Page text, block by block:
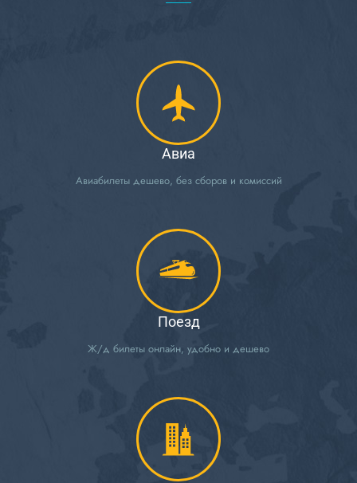
Авиа
Авиабилеты дешево, без сборов и комиссий
Поезд
Ж/д билеты онлайн, удобно и дешево